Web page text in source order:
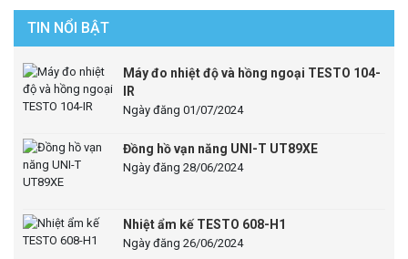
TIN NỔI BẬT
Máy đo nhiệt độ và hồng ngoại TESTO 104-
IR
Ngày đăng 01/07/2024
Đồng hồ vạn năng UNI-T UT89XE
Ngày đăng 28/06/2024
Nhiệt ẩm kế TESTO 608-H1
Ngày đăng 26/06/2024